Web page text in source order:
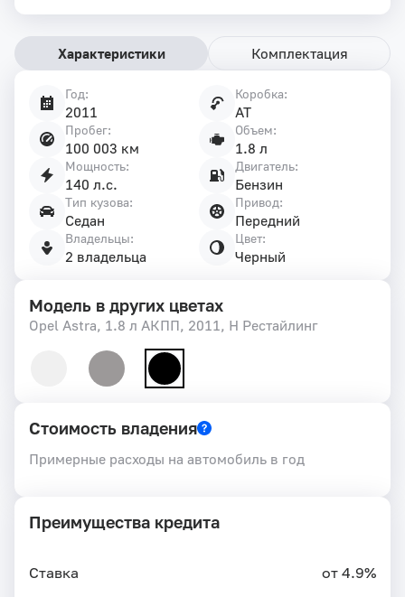
Характеристики Комплектация
Год:
2011
Коробка:
AT
Пробег:
100 003 км
Объем:
1.8 л
Мощность:
140 л.с.
Двигатель:
Бензин
Тип кузова:
Седан
Привод:
Передний
Владельцы:
2 владельца
Цвет:
Черный
Модель в других цветах
Opel Astra, 1.8 л АКПП, 2011, H Рестайлинг
Стоимость владения
Примерные расходы на автомобиль в год
Преимущества кредита
Ставка от 4.9%